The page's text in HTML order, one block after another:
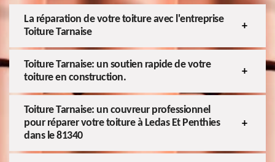
La réparation de votre toiture avec l'entreprise
Toiture Tarnaise
Toiture Tarnaise: un soutien rapide de votre
toiture en construction.
Toiture Tarnaise: un couvreur professionnel
pour réparer votre toiture à Ledas Et Penthies
dans le 81340